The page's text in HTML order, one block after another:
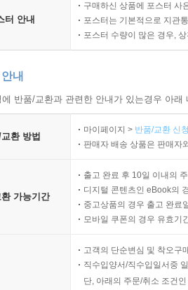
터 안내
구매하신 상품에 포스터 사
포스터는 기본적으로 지관
포스터 수량이 많은 경우,
내
반품/교환과 관련한 안내가 있는경우 아
환 방법
마이페이지 > 반품/교환 신
판매자 배송 상품은 판매자
가능기간
출고 완료 후 10일 이내의
디지털 콘텐츠인 eBook의
중고상품의 경우 출고 완료
모바일 쿠폰의 경우 유효기
고객의 단순변심 및 착오구
직수입양서/직수입일서중
단, 아래의 주문/취소 조건